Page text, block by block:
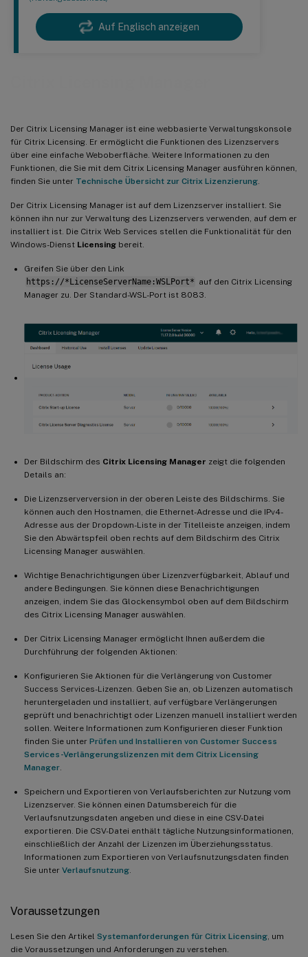
Auf Englisch anzeigen
Der Citrix Licensing Manager ist eine webbasierte Verwaltungskonsole
für Citrix Licensing. Er ermöglicht die Funktionen des Lizenzservers
über eine einfache Weboberfläche. Weitere Informationen zu den
Funktionen, die Sie mit dem Citrix Licensing Manager ausführen können,
finden Sie unter Technische Übersicht zur Citrix Lizenzierung
Der Citrix Licensing Manager ist auf dem Lizenzserver installiert. Sie
können ihn nur zur Verwaltung des Lizenzservers verwenden, auf dem er
installiert ist. Die Citrix Web Services stellen die Funktionalität für den
Windows-Dienst Licensing bereit.
Greifen Sie über den Link
https://*LicenseServerName:WSLPort* auf den Citrix Licensing
Manager zu. Der Standard-WSL-Port ist 8083.
Der Bildschirm des Citrix Licensing Manager zeigt die folgenden
Details an:
Die Lizenzserverversion in der oberen Leiste des Bildschirms. Sie
können auch den Hostnamen, die Ethernet-Adresse und die IPv4-
Adresse aus der Dropdown-Liste in der Titelleiste anzeigen, indem
Sie den Abwärtspfeil oben rechts auf dem Bildschirm des Citrix
Licensing Manager auswählen.
Wichtige Benachrichtigungen über Lizenzverfügbarkeit, Ablauf und
andere Bedingungen. Sie können diese Benachrichtigungen
anzeigen, indem Sie das Glockensymbol oben auf dem Bildschirm
des Citrix Licensing Manager auswählen.
Der Citrix Licensing Manager ermöglicht Ihnen außerdem die
Durchführung der folgenden Aktionen:
Konfigurieren Sie Aktionen für die Verlängerung von Customer
Success Services-Lizenzen. Geben Sie an, ob Lizenzen automatisch
heruntergeladen und installiert, auf verfügbare Verlängerungen
geprüft und benachrichtigt oder Lizenzen manuell installiert werden
sollen. Weitere Informationen zum Konfigurieren dieser Funktion
finden Sie unter Prüfen und Installieren von Customer Success
Services-Verlängerungslizenzen mit dem Citrix Licensing
Manager.
Speichern und Exportieren von Verlaufsberichten zur Nutzung vom
Lizenzserver. Sie können einen Datumsbereich für die
Verlaufsnutzungsdaten angeben und diese in eine CSV-Datei
exportieren. Die CSV-Datei enthält tägliche Nutzungsinformationen,
einschließlich der Anzahl der Lizenzen im Überziehungsstatus.
Informationen zum Exportieren von Verlaufsnutzungsdaten finden
Sie unter Verlaufsnutzung.
Voraussetzungen
Lesen Sie den Artikel Systemanforderungen für Citrix Licensing, um
die Voraussetzungen und Anforderungen zu verstehen.